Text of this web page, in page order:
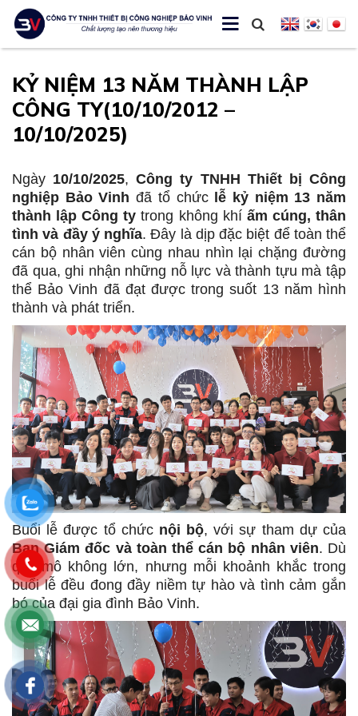
KỶ NIỆM 13 NĂM THÀNH LẬP
CÔNG TY(10/10/2012 –
10/10/2025)
Ngày 10/10/2025,Công ty TNHH Thiết bị Công
nghiệp Bảo Vinh đã tổ chức lễ kỷ niệm 13 năm
thành lập Công ty trong không khí ấm cúng, thân
tình và đầy ý nghĩa. Đây là dịp đặc biệt để toàn thể
cán bộ nhân viên cùng nhau nhìn lại chặng đường
đã qua, ghi nhận những nỗ lực và thành tựu mà tập
thể Bảo Vinh đã đạt được trong suốt 13 năm hình
thành và phát triển.
Buổi lễ được tổ chức nội bộ, với sự tham dự của
Ban Giám đốc và toàn thể cán bộ nhân viên. Dù
quy mô không lớn, nhưng mỗi khoảnh khắc trong
buổi lễ đều đong đầy niềm tự hào và tình cảm gắn
bó của đại gia đình Bảo Vinh.